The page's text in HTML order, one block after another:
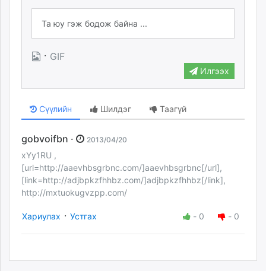
· GIF
Илгээх
Сүүлийн Шилдэг Таагүй
gobvoifbn · 2013/04/20
xYy1RU ,
[url=http://aaevhbsgrbnc.com/]aaevhbsgrbnc[/url],
[link=http://adjbpkzfhhbz.com/]adjbpkzfhhbz[/link],
http://mxtuokugvzpp.com/
Хариулах · Устгах - 0 - 0